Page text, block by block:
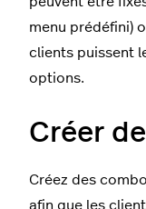
menu prédéfini)
clients puissent
options.
Créer
Créez des
afin que les